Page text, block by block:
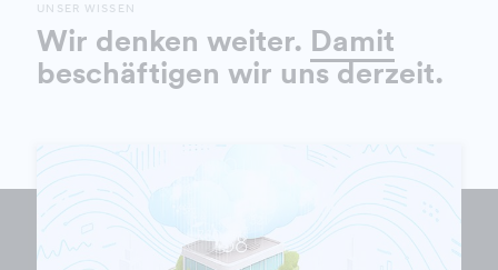
UNSER WISSEN
Wir denken weiter. Damit
beschäftigen wir uns derzeit.